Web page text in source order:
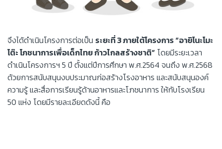
จึงได้ดำเนินโครงการต่อเป็น ระยะที่ 3 ภายใต้โครงการ “อายิโนะโมะ
โต๊ะ โภชนาการเพื่อเด็กไทย ก้าวไกลสร้างชาติ” โดยมีระยะเวลา
ดำเนินโครงการฯ 5 ปี ตั้งแต่ปีการศึกษา พ.ศ.2564 จนถึง พ.ศ.2568
ด้วยการสนับสนุนงบประมาณก่อสร้างโรงอาหาร และสนับสนุนองค์
ความรู้ และสื่อการเรียนรู้ด้านอาหารและโภชนาการ ให้กับโรงเรียน
50 แห่ง โดยมีรายละเอียดดังนี้ คือ